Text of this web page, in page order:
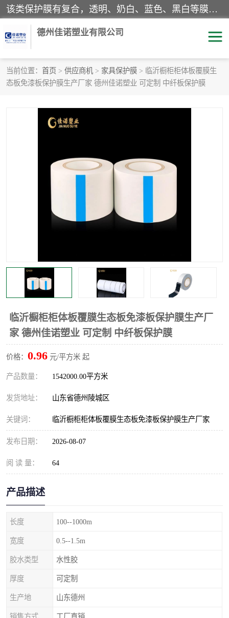
该类保护膜有复合，透明、奶白、蓝色、黑白等膜型。特高粘，高粘，中高粘，中粘，中低粘，低粘等。对于不同的粘力要求有相应的产品相适配。无胶渍残留污染。在较宽的收卷幅度下平整无皱纹，收卷长度大，利于机械化及自动化施工粘贴。为您的产品提供的表面保护解决方案。 产品广泛适用于：铝材、不锈钢、金属、塑料、电子、家电、家具、玻璃、化工材料、装饰材料等。
德州佳诺塑业有限公司
当前位置： 首页 > 供应商机 > 家具保护膜 > 临沂橱柜柜体板覆膜生
态板免漆板保护膜生产厂家 德州佳诺塑业 可定制 中纤板保护膜
临沂橱柜柜体板覆膜生态板免漆板保护膜生产厂
家 德州佳诺塑业 可定制 中纤板保护膜
价格： 0.96 元/平方米 起
产品数量： 1542000.00平方米
发货地址： 山东省德州陵城区
关键词： 临沂橱柜柜体板覆膜生态板免漆板保护膜生产厂家
发布日期： 2026-08-07
阅 读 量： 64
产品描述
长度 100--1000m
宽度 0.5--1.5m
胶水类型 水性胶
厚度 可定制
生产地 山东德州
pe保护膜 包装膜
黑白保护膜 乳白保护膜
明蓝保护膜
印字保护膜 彩钢板保护膜
窗缝阻风胶带 铝板保护膜
不锈钢板保护膜 一次性隔离膜